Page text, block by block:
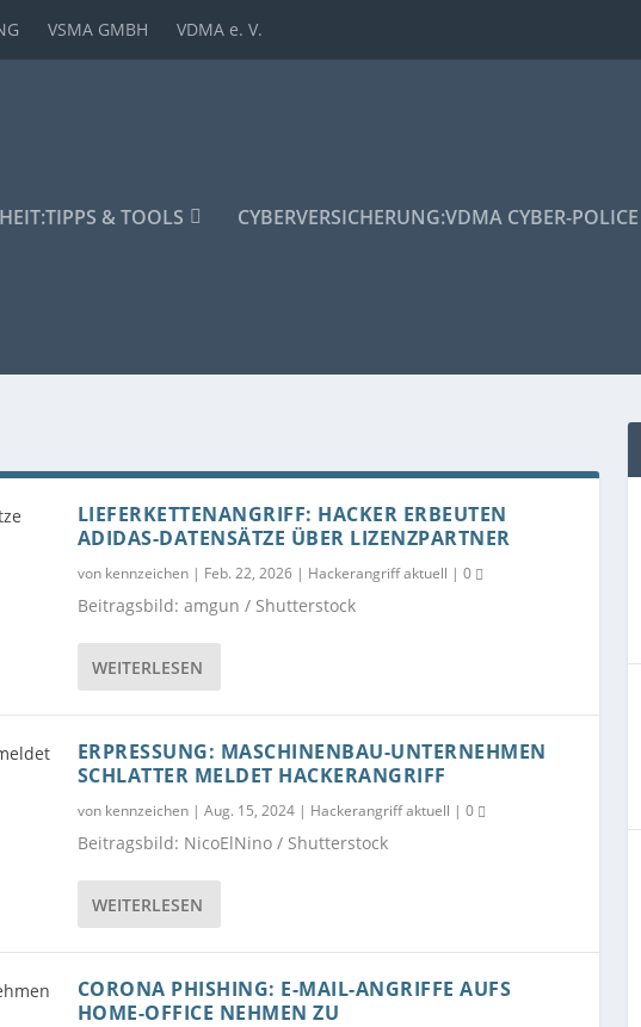
VSMA GMBH VDMA e. V.
TIPPS & TOOLS CYBERVERSICHERUNG:VDMA CYBER-POLICE
LIEFERKETTENANGRIFF: HACKER ERBEUTEN
ADIDAS-DATENSÄTZE ÜBER LIZENZPARTNER
von kennzeichen| Feb. 22, 2026| Hackerangriff aktuell | 0
Beitragsbild: amgun / Shutterstock
WEITERLESEN
ERPRESSUNG: MASCHINENBAU-UNTERNEHMEN
SCHLATTER MELDET HACKERANGRIFF
von kennzeichen| Aug. 15, 2024| Hackerangriff aktuell | 0
Beitragsbild: NicoElNino / Shutterstock
WEITERLESEN
CORONA PHISHING: E-MAIL-ANGRIFFE AUFS
HOME-OFFICE NEHMEN ZU